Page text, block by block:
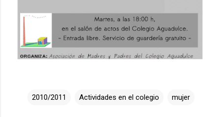
2010/2011 Actividades en el colegio mujer